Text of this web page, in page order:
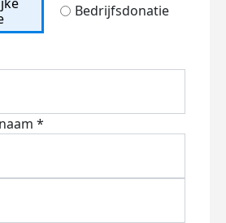
Bedrijfsdonatie
*